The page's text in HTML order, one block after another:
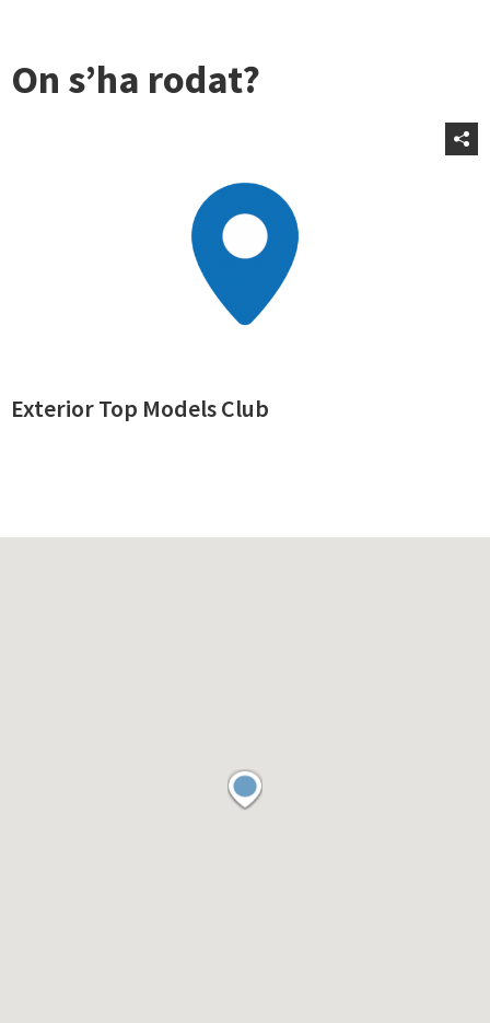
On s’ha rodat?
Exterior Top Models Club